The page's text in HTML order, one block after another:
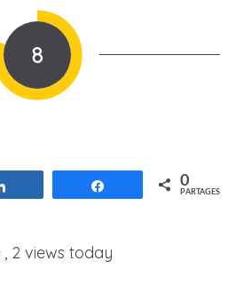
8
Partagez 0
PARTAGES
, 2 views today